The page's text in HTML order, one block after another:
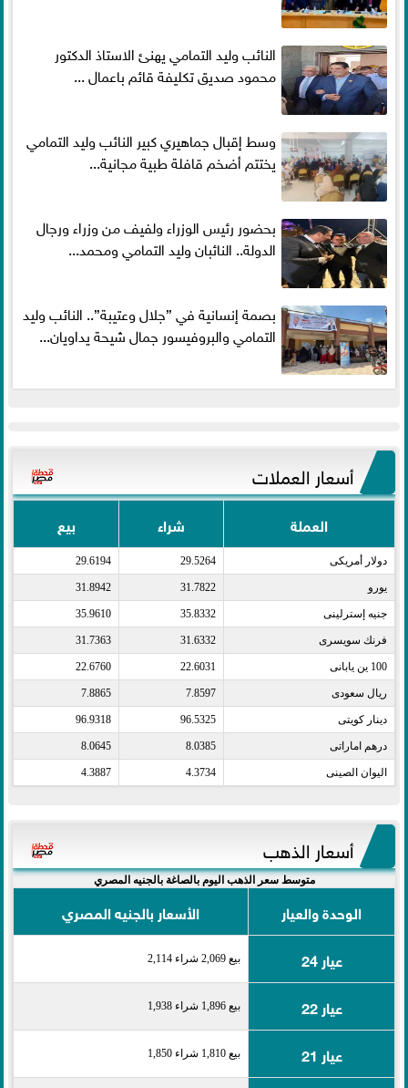
النائب وليد التمامي يهنئ الاستاذ الدكتور
محمود صديق تكليفة قائم باعمال ...
وسط إقبال جماهيري كبير النائب وليد التمامي
يختتم أضخم قافلة طبية مجانية...
بحضور رئيس الوزراء ولفيف من وزراء ورجال
الدولة.. النائبان وليد التمامي ومحمد...
بصمة إنسانية في ”جلال وعتيبة”.. النائب وليد
التمامي والبروفيسور جمال شيحة يداويان...
أسعار العملات
العملة شراء بيع
دولار أمريكى​ 29.5264
29.6194
يورو​ 31.7822
31.8942
جنيه إسترلينى​ 35.8332
35.9610
فرنك سويسرى​ 31.6332
31.7363
100 ين يابانى​ 22.6031
22.6760
ريال سعودى​ 7.8597
7.8865
دينار كويتى​ 96.5325
96.9318
درهم اماراتى​ 8.0385
8.0645
اليوان الصينى​ 4.3734
4.3887
أسعار الذهب
متوسط سعر الذهب اليوم بالصاغة بالجنيه المصري
الوحدة والعيار
الأسعار بالجنيه المصري
عيار 24
بيع 2,069 شراء 2,114
عيار 22 بيع 1,896 شراء 1,938
عيار 21 بيع 1,810 شراء 1,850